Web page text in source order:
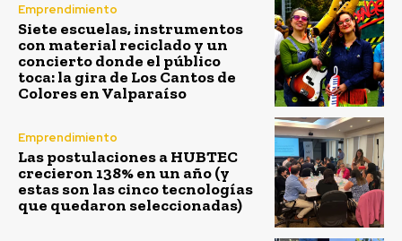
Emprendimiento
Siete escuelas, instrumentos
con material reciclado y un
concierto donde el público
toca: la gira de Los Cantos de
Colores en Valparaíso
Emprendimiento
Las postulaciones a HUBTEC
crecieron 138% en un año (y
estas son las cinco tecnologías
que quedaron seleccionadas)